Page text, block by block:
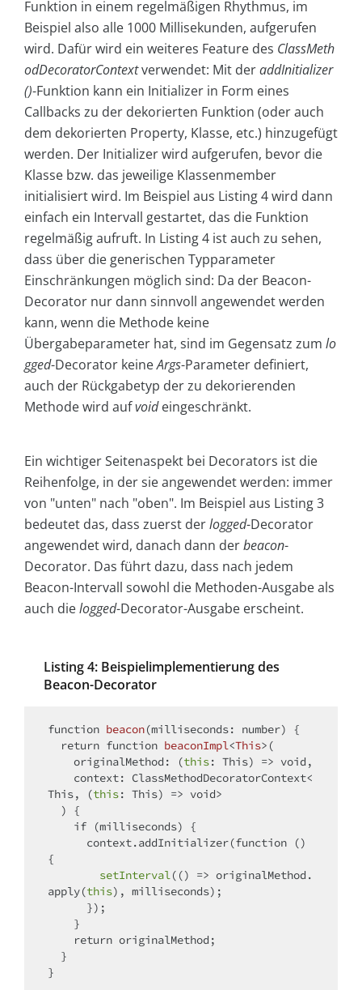
Funktion in einem regelmäßigen Rhythmus, im
Beispiel also alle 1000 Millisekunden, aufgerufen
wird. Dafür wird ein weiteres Feature des ClassMeth
odDecoratorContextverwendet: Mit deraddInitializer
()-Funktion kann ein Initializer in Form eines
Callbacks zu der dekorierten Funktion (oder auch
dem dekorierten Property, Klasse, etc.) hinzugefügt
werden. Der Initializer wird aufgerufen, bevor die
Klasse bzw. das jeweilige Klassenmember
initialisiert wird. Im Beispiel aus Listing 4 wird dann
einfach ein Intervall gestartet, das die Funktion
regelmäßig aufruft. In Listing 4 ist auch zu sehen,
dass über die generischen Typparameter
Einschränkungen möglich sind: Da der Beacon-
Decorator nur dann sinnvoll angewendet werden
kann, wenn die Methode keine
Übergabeparameter hat, sind im Gegensatz zum lo
gged-Decorator keineArgs-Parameter definiert,
auch der Rückgabetyp der zu dekorierenden
Methode wird aufvoideingeschränkt.
Ein wichtiger Seitenaspekt bei Decorators ist die
Reihenfolge, in der sie angewendet werden: immer
von "unten" nach "oben". Im Beispiel aus Listing 3
bedeutet das, dass zuerst derlogged-Decorator
angewendet wird, danach dann derbeacon-
Decorator. Das führt dazu, dass nach jedem
Beacon-Intervall sowohl die Methoden-Ausgabe als
auch dielogged-Decorator-Ausgabe erscheint.
Listing 4: Beispielimplementierung des
Beacon-Decorator
function beacon(milliseconds: number) {
return function beaconImpl<This>(
    originalMethod: (
this: This) => void ,
This, (this: This) => void>
) {
if (milliseconds) {
      context.addInitializer(
function (
{
setInterval( () => originalMethod.
apply(this), milliseconds);
return originalMethod;